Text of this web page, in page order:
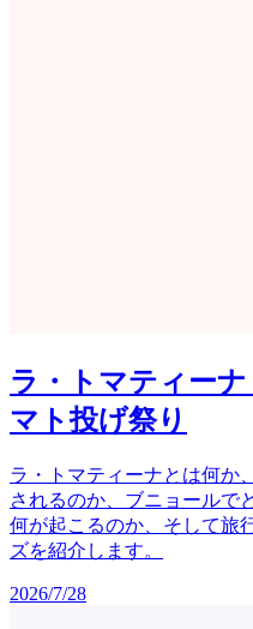
ラ・トマティーナ
マト投げ祭り
ラ・トマティーナとは何か
されるのか、ブニョールで
何が起こるのか、そして旅
ズを紹介します。
2026/7/28